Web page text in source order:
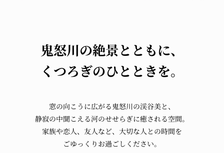
鬼怒川の絶景とともに、
くつろぎのひとときを。
窓の向こうに広がる 鬼怒川の渓谷美と、
静寂の中聞こえる河のせせらぎに癒される空間。
家族や恋人、友人など、 大切な人との時間を
ごゆっくりお過ごしください。